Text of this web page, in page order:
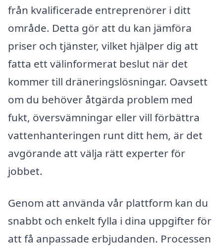
från kvalificerade entreprenörer i ditt
område. Detta gör att du kan jämföra
priser och tjänster, vilket hjälper dig att
fatta ett välinformerat beslut när det
kommer till dräneringslösningar. Oavsett
om du behöver åtgärda problem med
fukt, översvämningar eller vill förbättra
vattenhanteringen runt ditt hem, är det
avgörande att välja rätt experter för
jobbet.
Genom att använda vår plattform kan du
snabbt och enkelt fylla i dina uppgifter för
att få anpassade erbjudanden. Processen